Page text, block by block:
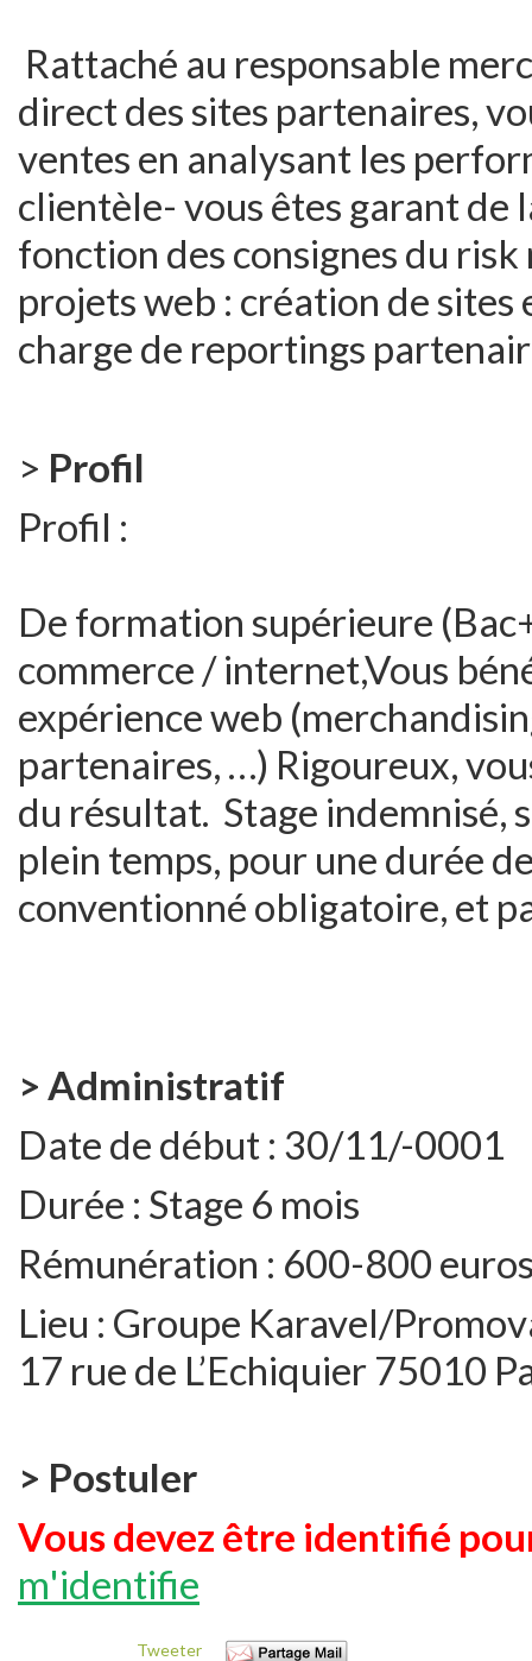
Rattaché au responsable
direct des sites partenaires,
ventes en analysant les
clientèle- vous êtes garant de
fonction des consignes du
projets web : création de sites
charge de reportings
> Profil
Profil :
De formation supérieure
commerce / internet,Vous
expérience web
partenaires, …) Rigoureux,
du résultat. Stage indemnisé,
plein temps, pour une durée
conventionné obligatoire, et
> Administratif
Date de début : 30/11/-0001
Durée : Stage 6 mois
Rémunération : 600-800
Lieu : Groupe Karavel/
17 rue de L’Echiquier 75010
> Postuler
Vous devez être identifié
m'identifie
Tweeter